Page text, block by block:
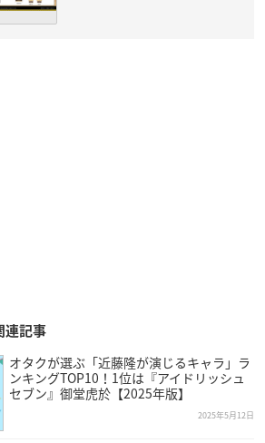
連記事
オタクが選ぶ「近藤隆が演じるキャラ」ラ
ンキングTOP10！1位は『アイドリッシュ
セブン』御堂虎於【2025年版】
2025年5月12日